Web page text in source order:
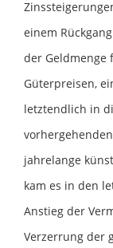
einem
der
Güterpreisen,
letztendlich in
jahrelange
kam es in den
Anstieg der
Verzerrung der